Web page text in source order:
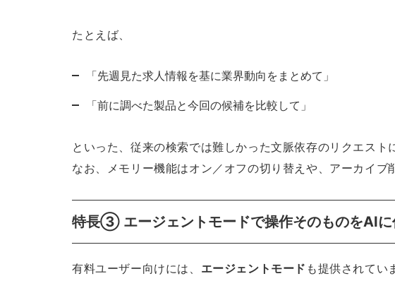
たとえば、
「先週見た求人情報を基に業界動向をまとめて」
「前に調べた製品と今回の候補を比較して」
といった、従来の検索では難しかった文脈依存のリクエスト
なお、メモリー機能はオン／オフの切り替えや、アーカイブ
特長③ エージェントモードで操作そのものをAIに
有料ユーザー向けには、 エージェントモード も提供されてい